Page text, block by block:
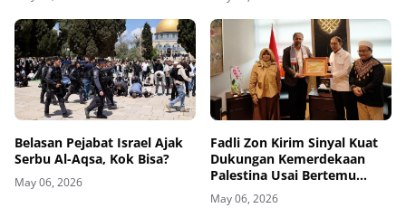
Belasan Pejabat Israel Ajak
Serbu Al-Aqsa, Kok Bisa?
May 06, 2026
Fadli Zon Kirim Sinyal Kuat
Dukungan Kemerdekaan
Palestina Usai Bertemu
Delegasi di Kemenbud
May 06, 2026